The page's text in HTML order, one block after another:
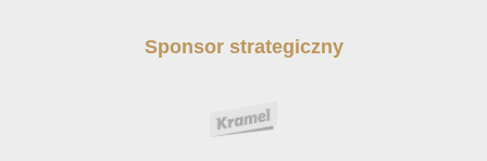
Sponsor strategiczny